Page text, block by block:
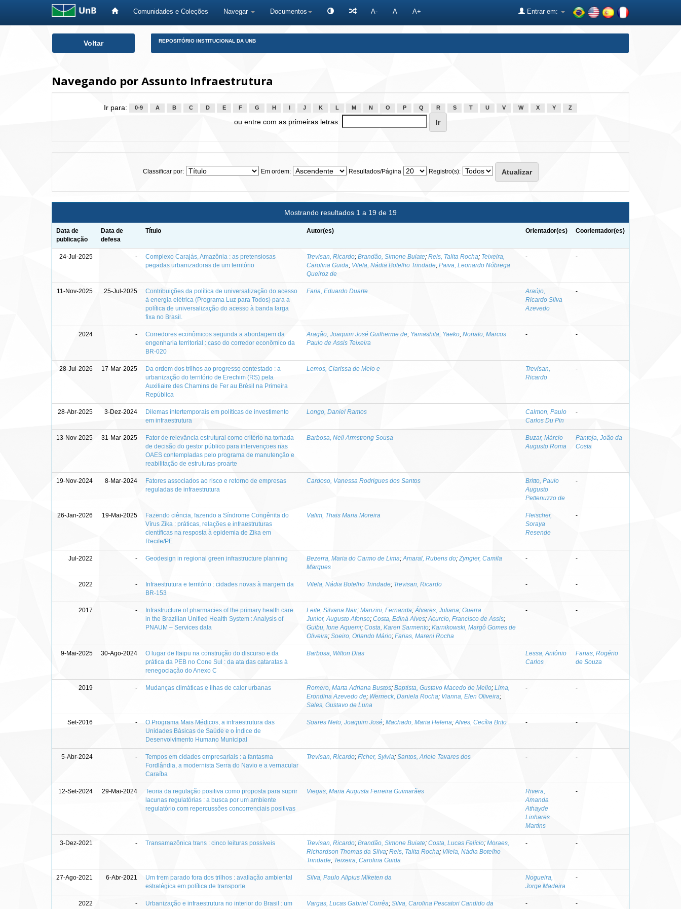
Comunidades e Coleções Navegar Documentos A- A A+ Entrar em:
Voltar REPOSITÓRIO INSTITUCIONAL DA UNB
Navegando por Assunto Infraestrutura
Ir para: 0-9 A B C D E F G H J K L M N O P Q R S T U V W X Y Z
ou entre com as primeiras letras:
Classificar por: Em ordem: Resultados/Página Registro(s):
Mostrando resultados 1 a 19 de 19
Data de
publicação
Data de
defesa
Título Autor(es) Orientador(es) Coorientador(es)
24-Jul-2025 -
Complexo Carajás, Amazônia : as pretensiosas
pegadas urbanizadoras de um território
Trevisan, Ricardo; Brandão, Simone Buiate; Reis, Talita Rocha; Teixeira,
Carolina Guida; Vilela, Nádia Botelho Trindade; Paiva, Leonardo Nóbrega
Queiroz de
- -
11-Nov-2025 25-Jul-2025
Contribuições da política de universalização do acesso
à energia elétrica (Programa Luz para Todos) para a
política de universalização do acesso à banda larga
fixa no Brasil.
Faria, Eduardo Duarte
Araújo,
Ricardo Silva
Azevedo
-
2024 -
Corredores econômicos segunda a abordagem da
engenharia territorial : caso do corredor econômico da
BR-020
Aragão, Joaquim José Guilherme de; Yamashita, Yaeko; Nonato, Marcos
Paulo de Assis Teixeira
- -
28-Jul-2026 17-Mar-2025
Da ordem dos trilhos ao progresso contestado : a
urbanização do território de Erechim (RS) pela
Auxiliaire des Chamins de Fer au Brésil na Primeira
República
Lemos, Clarissa de Melo e
Trevisan,
Ricardo
-
28-Abr-2025 3-Dez-2024
Dilemas intertemporais em políticas de investimento
em infraestrutura
Longo, Daniel Ramos
Calmon, Paulo
Carlos Du Pin
-
13-Nov-2025 31-Mar-2025
Fator de relevância estrutural como critério na tomada
de decisão do gestor público para intervençoes nas
OAES contempladas pelo programa de manutenção e
reabilitação de estruturas-proarte
Barbosa, Neil Armstrong Sousa
Buzar, Márcio
Augusto Roma
Pantoja, João da
Costa
19-Nov-2024 8-Mar-2024
Fatores associados ao risco e retorno de empresas
reguladas de infraestrutura
Cardoso, Vanessa Rodrigues dos Santos
Britto, Paulo
Augusto
Pettenuzzo de
-
26-Jan-2026 19-Mai-2025
Fazendo ciência, fazendo a Síndrome Congênita do
Vírus Zika : práticas, relações e infraestruturas
científicas na resposta à epidemia de Zika em
Recife/PE
Valim, Thais Maria Moreira
Fleischer,
Soraya
Resende
-
Jul-2022 - Geodesign in regional green infrastructure planning Bezerra, Maria do Carmo de Lima; Amaral, Rubens do; Zyngier, Camila
Marques
- -
2022 -
Infraestrutura e território : cidades novas à margem da
BR-153
Vilela, Nádia Botelho Trindade; Trevisan, Ricardo - -
2017 -
Infrastructure of pharmacies of the primary health care
in the Brazilian Unified Health System : Analysis of
PNAUM – Services data
Leite, Silvana Nair; Manzini, Fernanda; Álvares, Juliana; Guerra
Junior, Augusto Afonso; Costa, Ediná Alves; Acurcio, Francisco de Assis;
Guibu, Ione Aquemi; Costa, Karen Sarmento; Karnikowski, Margô Gomes de
Oliveira; Soeiro, Orlando Mário; Farias, Mareni Rocha
- -
9-Mai-2025 30-Ago-2024
O lugar de Itaipu na construção do discurso e da
prática da PEB no Cone Sul : da ata das cataratas à
renegociação do Anexo C
Barbosa, Wilton Dias
Lessa, Antônio
Carlos
Farias, Rogério
de Souza
2019 - Mudanças climáticas e ilhas de calor urbanas Romero, Marta Adriana Bustos; Baptista, Gustavo Macedo de Mello; Lima,
Erondina Azevedo de; Werneck, Daniela Rocha; Vianna, Elen Oliveira;
Sales, Gustavo de Luna
- -
Set-2016 -
O Programa Mais Médicos, a infraestrutura das
Unidades Básicas de Saúde e o Índice de
Desenvolvimento Humano Municipal
Soares Neto, Joaquim José; Machado, Maria Helena; Alves, Cecília Brito - -
5-Abr-2024 -
Tempos em cidades empresariais : a fantasma
Fordlândia, a modernista Serra do Navio e a vernacular
Caraíba
Trevisan, Ricardo; Ficher, Sylvia; Santos, Ariele Tavares dos - -
12-Set-2024 29-Mai-2024
Teoria da regulação positiva como proposta para suprir
lacunas regulatórias : a busca por um ambiente
regulatório com repercussões concorrenciais positivas
Viegas, Maria Augusta Ferreira Guimarães
Rivera,
Amanda
Athayde
Linhares
Martins
-
3-Dez-2021 - Transamazônica trans : cinco leituras possíveis Trevisan, Ricardo; Brandão, Simone Buiate; Costa, Lucas Felício; Moraes,
Richardson Thomas da Silva; Reis, Talita Rocha; Vilela, Nádia Botelho
Trindade; Teixeira, Carolina Guida
- -
27-Ago-2021 6-Abr-2021
Um trem parado fora dos trilhos : avaliação ambiental
estratégica em política de transporte
Silva, Paulo Alipius Miketen da
Nogueira,
Jorge Madeira
-
2022 -
Urbanização e infraestrutura no interior do Brasil : um
Vargas, Lucas Gabriel Corrêa; Silva, Carolina Pescatori Candido da - -